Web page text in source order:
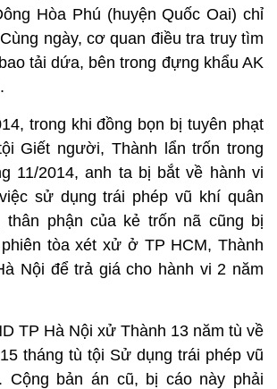
Hòa Phú (huyện Quốc Oai) chỉ
ngày, cơ quan điều tra truy tìm
tải dứa, bên trong đựng khẩu AK
trong khi đồng bọn bị tuyên phạt
Giết người, Thành lẩn trốn trong
11/2014, anh ta bị bắt về hành vi
sử dụng trái phép vũ khí quân
thân phận của kẻ trốn nã cũng bị
tòa xét xử ở TP HCM, Thành
Nội để trả giá cho hành vi 2 năm
TP Hà Nội xử Thành 13 năm tù về
tháng tù tội Sử dụng trái phép vũ
Cộng bản án cũ, bị cáo này phải